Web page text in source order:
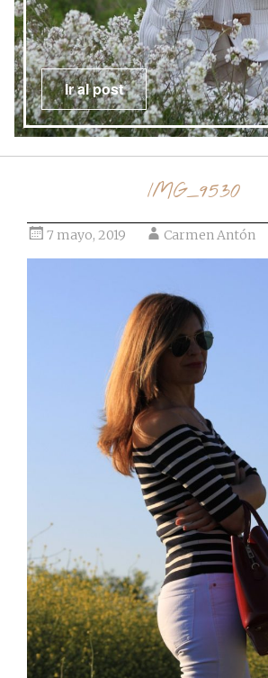
Ir al post
IMG_9530
7 mayo, 2019 Carmen Antón